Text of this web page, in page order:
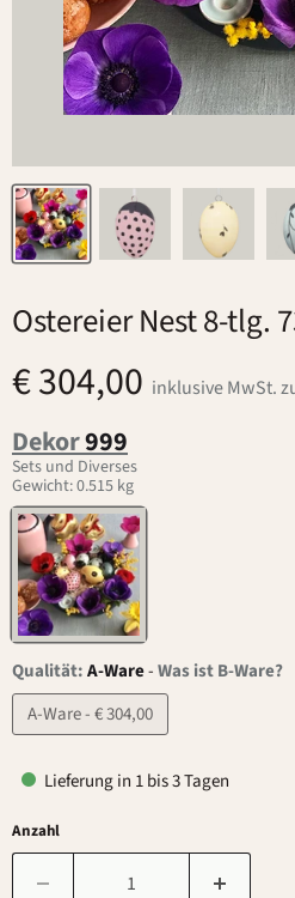
Ostereier Nest 8-tlg.
€ 304,00 inklusive MwSt.
Dekor999
Sets und Diverses
Gewicht: 0.515 kg
Qualität:A-Ware-Was ist B-Ware?
A-Ware - € 304,00
Lieferung in 1 bis 3 Tagen
Anzahl